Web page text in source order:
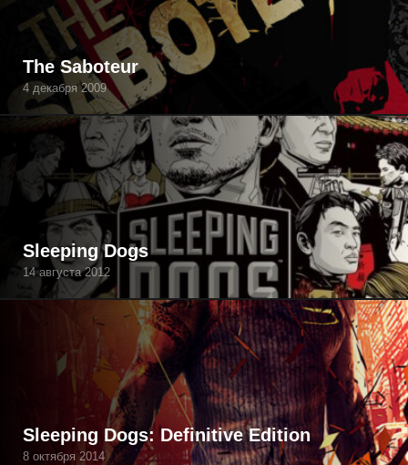
The Saboteur
4 декабря 2009
Sleeping Dogs
14 августа 2012
Sleeping Dogs: Definitive Edition
8 октября 2014